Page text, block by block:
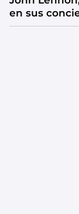
en sus